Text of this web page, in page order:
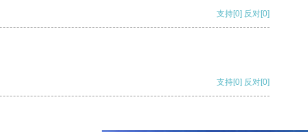
支持[0] 反对[0]
支持[0] 反对[0]